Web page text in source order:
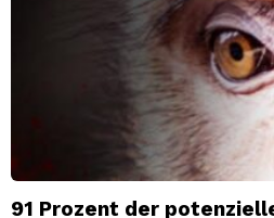
91 Prozent der